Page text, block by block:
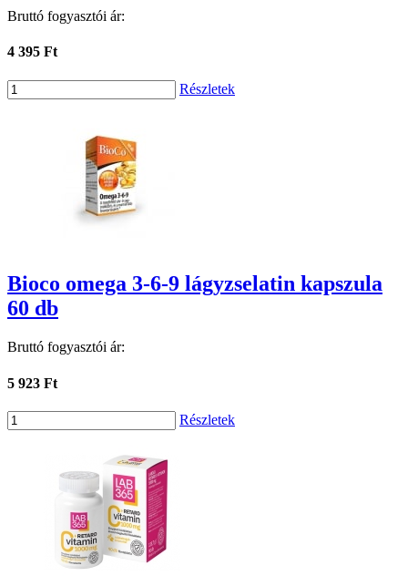
Bruttó fogyasztói ár:
4 395 Ft
Részletek
Bioco omega 3-6-9 lágyzselatin kapszula
60 db
Bruttó fogyasztói ár:
5 923 Ft
Részletek